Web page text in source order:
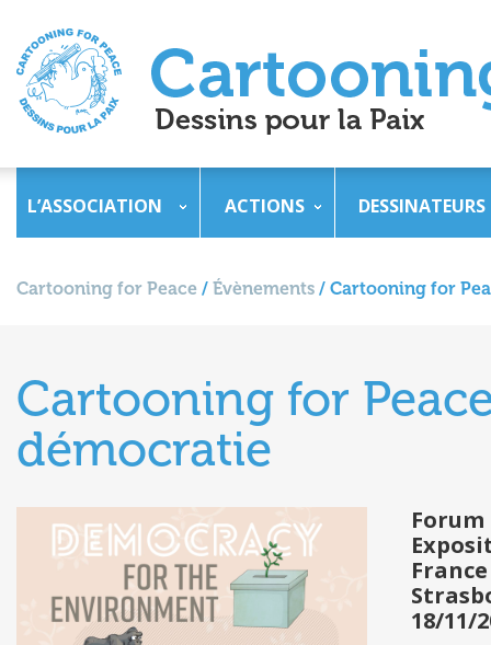
L’ASSOCIATION ACTIONS DESSINATEURS
Cartooning for Peace / Évènements / Cartooning for
Cartooning for
démocratie
France
18/11/